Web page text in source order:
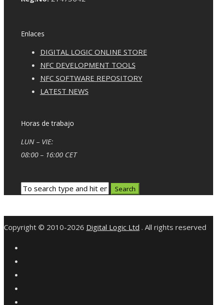
Enlaces
DIGITAL LOGIC ONLINE STORE
NFC DEVELOPMENT TOOLS
NFC SOFTWARE REPOSITORY
LATEST NEWS
Horas de trabajo
LUN – VIE:
08:00 – 16:00 CET
Copyright © 2010-2026 Digital Logic Ltd . All rights reserved